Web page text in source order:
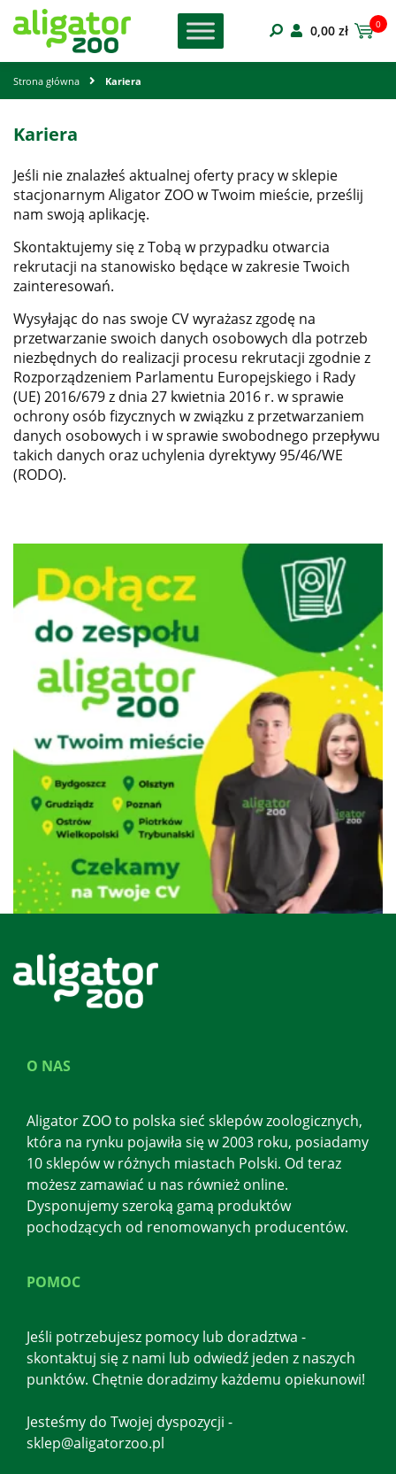
0,00 zł 0
Strona główna Kariera
Kariera
Jeśli nie znalazłeś aktualnej oferty pracy w sklepie
stacjonarnym Aligator ZOO w Twoim mieście, prześlij
nam swoją aplikację.
Skontaktujemy się z Tobą w przypadku otwarcia
rekrutacji na stanowisko będące w zakresie Twoich
zainteresowań.
Wysyłając do nas swoje CV wyrażasz zgodę na
przetwarzanie swoich danych osobowych dla potrzeb
niezbędnych do realizacji procesu rekrutacji zgodnie z
Rozporządzeniem Parlamentu Europejskiego i Rady
(UE) 2016/679 z dnia 27 kwietnia 2016 r. w sprawie
ochrony osób fizycznych w związku z przetwarzaniem
danych osobowych i w sprawie swobodnego przepływu
takich danych oraz uchylenia dyrektywy 95/46/WE
(RODO).
O NAS
Aligator ZOO to polska sieć sklepów zoologicznych,
która na rynku pojawiła się w 2003 roku, posiadamy
10 sklepów w różnych miastach Polski. Od teraz
możesz zamawiać u nas również online.
Dysponujemy szeroką gamą produktów
pochodzących od renomowanych producentów.
POMOC
Jeśli potrzebujesz pomocy lub doradztwa -
skontaktuj się z nami lub odwiedź jeden z naszych
punktów. Chętnie doradzimy każdemu opiekunowi!
Jesteśmy do Twojej dyspozycji -
sklep@aligatorzoo.pl